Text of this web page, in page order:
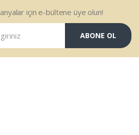
için e-bültene üye olun!
ABONE OL